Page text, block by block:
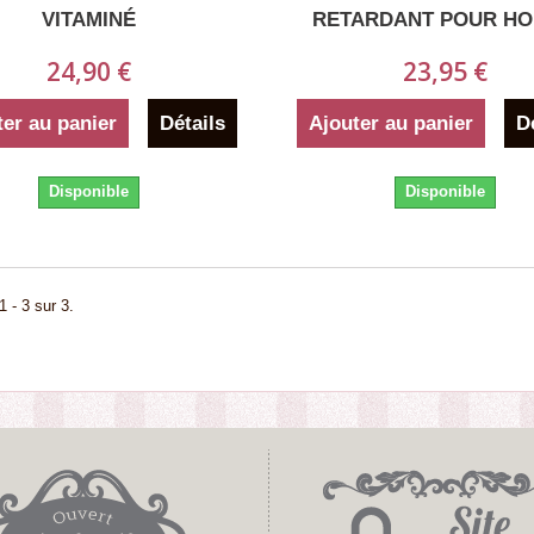
a trouve ce produit
Livraison ultra
avoir...
merci pour tous prise de cde livraison
conditionnement rapidité felicitation
VITAMINÉ
24,90 €
au panier Détails
Disponible
RETARDANT POUR
23,95 €
Ajouter au panier
Disponible
- 3 sur 3.